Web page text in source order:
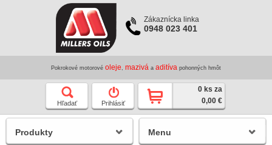
Zákaznícka linka
0948 023 401
Pokrokové motorové oleje mazivá a aditíva pohonných hmôt
Hľadať Prihlásiť
0 ks za
0,00 €
Produkty Menu